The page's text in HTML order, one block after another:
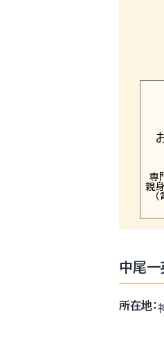
専
親
中尾一
所在地：